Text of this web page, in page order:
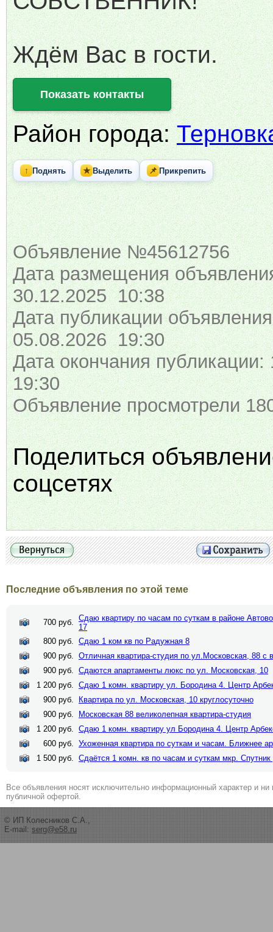
Ждём Вас в гости.
Показать контакты
Район города:
↑ Поднять ★ Выделить 📌 Прикрепить
Объявление №45612756
Дата размещения
30.12.2025 10:38
Дата публикации
05.08.2026 19:30
Дата окончания публикации:
19:30
Объявление просмотрели
Поделиться
соцсетях
Последние объявления по этой теме
700 руб. Сдаю квартиру по часам по суткам в районе
17
800 руб. Сдаю 1 ком кв по Радужная 8
900 руб. Отличная квартира-студия по ул.Московская, 88 с
900 руб. Сдаются апартаменты люкс по ул. Московская, 10
1 200 руб. Сдаю 1 комн. квартиру ул. Бородина 4. Центр
900 руб.
Квартира по ул. Московская, 10 круглосуточно
900 руб.
Московская 88 великолепная квартира-студия
1 200 руб. Сдаю 1 комн. квартиру ул Бородина 4. Центр
600 руб. Ухоженная квартира по суткам и часам. Ближнее
1 500 руб. Сдаётся 1 комн. кв по часам и суткам мкр.
Все объявления носят исключительно информационный характер и ни
публичной офертой.
© ИП Колесников С.А.,
E-mail: serg@e58.ru